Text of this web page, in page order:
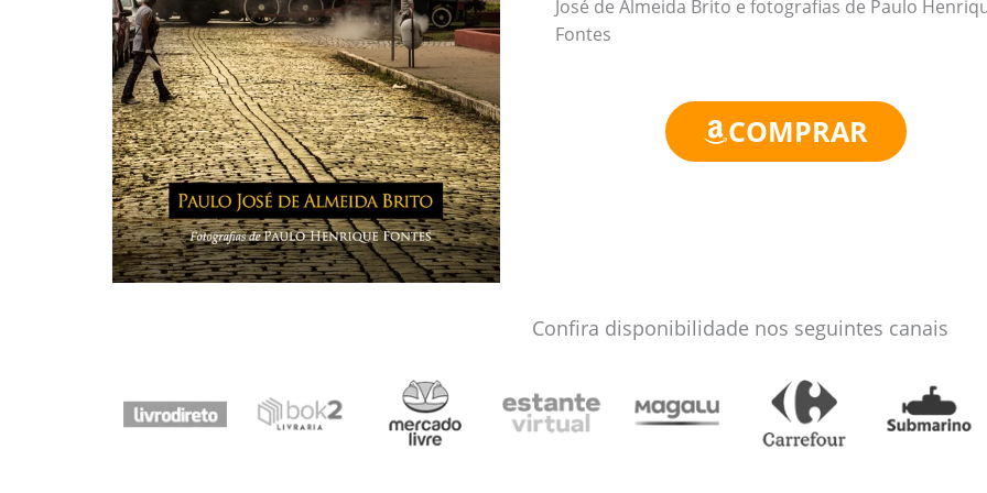
José de Almeida Brito e fotografias de Paulo
Fontes
COMPRAR
Confira disponibilidade nos seguintes canais